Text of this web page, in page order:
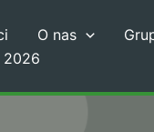
O nas
2026